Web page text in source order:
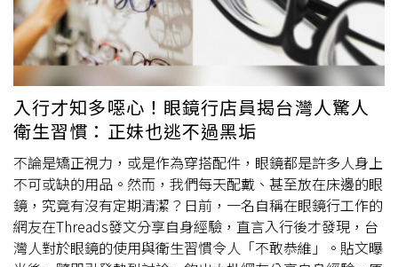
場專家都驚嘆這幾乎是重度營養不良才會出現的危險數值。
張勝豐回憶，在8、90年代時，幾乎所有線上藝人都找他編
舞。（圖／年代提供）而張勝豐過去還曾因從高牆跳下導致
尾椎受傷變形，常年承受痠痛腳麻之苦；後來更罹患原因不
明的「纖維肌痛症」。他形容這種病痛是「鑽進骨子裡的痠
痛」，甚至在跑S.H.E巡迴演唱會時頻繁眩暈、整個人彷彿
浮在半空。由於不願服用影響創作靈感的抗憂鬱類藥物，他
選擇停藥，靠著改善睡眠和均衡飲食逐步調理身體。談起合
作過的100多位藝人，張勝豐對蔡依林讚不絕口。他表示蔡
依林剛出道時跳舞零基礎，全憑忍痛拉筋與絕不服輸的毅力
才有今天，「她是值得所有人學習的對象，在我合作過的藝
人裡排名第一」，至於面對生性害羞的江蕙，他則採用「循
入行才知多噁心！眼鏡行店員揭台灣人驚人
衛生習慣：正妹也逃不過黑垢
不論是矯正視力，或是作為穿搭配件，眼鏡都是許多人身上
不可或缺的用品。然而，我們每天配戴、甚至放在床邊的眼
鏡，究竟有沒有定期清潔？日前，一名自稱在眼鏡行工作的
網友在Threads發文分享自身經驗，直言入行後才發現，台
灣人對於眼鏡的使用與衛生習慣令人「不敢恭維」。貼文曝